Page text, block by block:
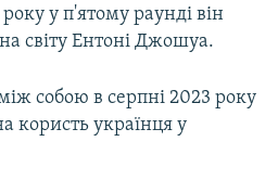
у п'ятому раунді він
світу Ентоні Джошуа.
собою в серпні 2023 року
користь українця у